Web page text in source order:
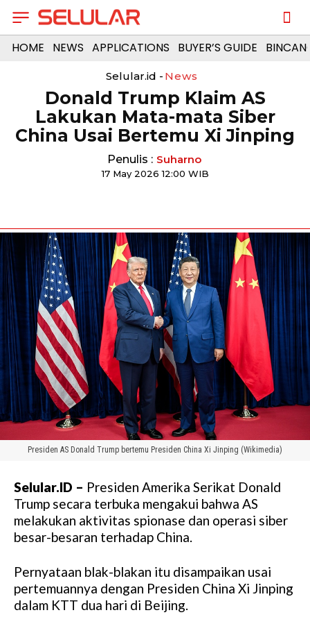
HOME NEWS APPLICATIONS BUYER’S GUIDE
Selular.id - News
Donald Trump Klaim AS
Lakukan Mata-mata Siber
China Usai Bertemu Xi Jinping
Penulis : Suharno
17 May 2026 12:00 WIB
Presiden AS Donald Trump bertemu Presiden China Xi Jinping (Wikimedia)
Selular.ID – Presiden Amerika Serikat Donald
Trump secara terbuka mengakui bahwa AS
melakukan aktivitas spionase dan operasi siber
besar-besaran terhadap China.
Pernyataan blak-blakan itu disampaikan usai
pertemuannya dengan Presiden China Xi Jinping
dalam KTT dua hari di Beijing.